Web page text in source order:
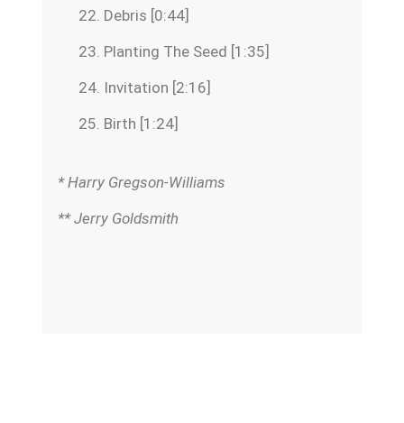
Debris [0:44]
Planting The Seed [1:35]
Invitation [2:16]
Birth [1:24]
* Harry Gregson-Williams
** Jerry Goldsmith